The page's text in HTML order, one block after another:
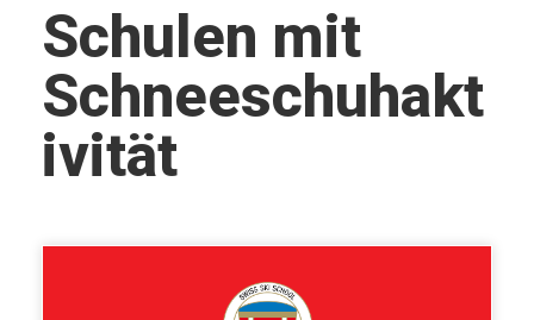
Schulen mit
Schneeschuhakt
ivität